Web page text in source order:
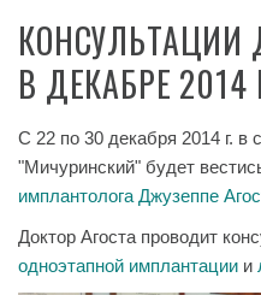
КОНСУЛЬТАЦИИ
В ДЕКАБРЕ 2014
С 22 по 30 декабря 2014 г. в
"Мичуринский" будет
имплантолога Джузеппе
Доктор Агоста проводит
одноэтапной имплантации и